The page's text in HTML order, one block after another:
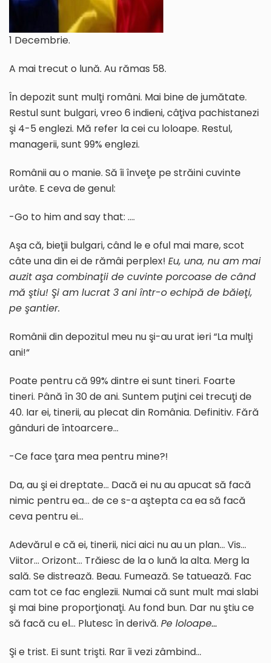
1 Decembrie.
A mai trecut o lună. Au rămas 58.
În depozit sunt mulţi români. Mai bine de jumătate.
Restul sunt bulgari, vreo 6 indieni, câţiva pachistanezi
şi 4-5 englezi. Mă refer la cei cu loloape. Restul,
managerii, sunt 99% englezi.
Românii au o manie. Să îi înveţe pe străini cuvinte
urâte. E ceva de genul:
-Go to him and say that: ….
Aşa că, bieţii bulgari, când le e oful mai mare, scot
câte una din ei de rămâi perplex! Eu, una, nu am mai
auzit aşa combinaţii de cuvinte porcoase de când
mă ştiu! Şi am lucrat 3 ani într-o echipă de băieţi,
pe şantier.
Românii din depozitul meu nu şi-au urat ieri “La mulţi
ani!“
Poate pentru că 99% dintre ei sunt tineri. Foarte
tineri. Până în 30 de ani. Suntem puţini cei trecuţi de
40. Iar ei, tinerii, au plecat din România. Definitiv. Fără
gânduri de întoarcere…
-Ce face ţara mea pentru mine?!
Da, au şi ei dreptate… Dacă ei nu au apucat să facă
nimic pentru ea… de ce s-a aştepta ca ea să facă
ceva pentru ei…
Adevărul e că ei, tinerii, nici aici nu au un plan… Vis…
Viitor… Orizont… Trăiesc de la o lună la alta. Merg la
sală. Se distrează. Beau. Fumează. Se tatuează. Fac
cam tot ce fac englezii. Numai că sunt mult mai slabi
şi mai bine proporţionaţi. Au fond bun. Dar nu ştiu ce
să facă cu el… Plutesc în derivă. Pe loloape…
Şi e trist. Ei sunt trişti. Rar îi vezi zâmbind…